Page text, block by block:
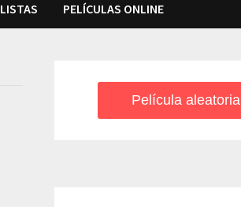
LISTAS PELÍCULAS ONLINE
Película aleatoria